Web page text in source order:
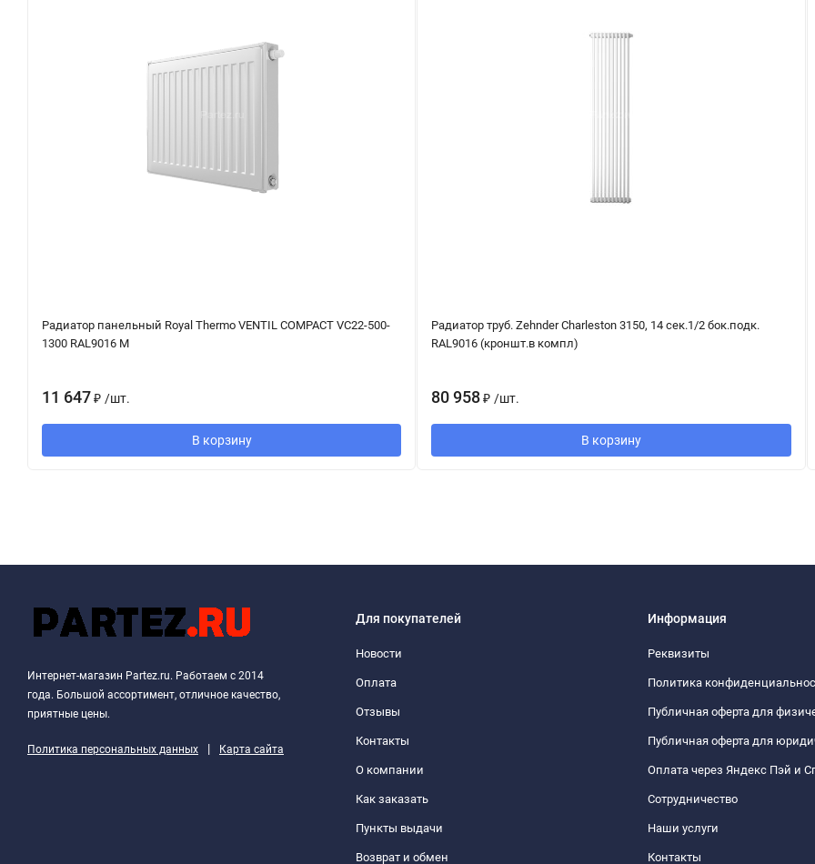
Радиатор панельный Royal Thermo VENTIL COMPACT VC22-500-
1300 RAL9016 M
11 647₽ /шт.
В корзину
Радиатор труб. Zehnder Charleston 3150, 14 сек.1/2 бок.подк.
RAL9016 (кроншт.в компл)
80 958 ₽ /шт.
В корзину
Интернет-магазин Partez.ru. Работаем с 2014
года. Большой ассортимент, отличное качество,
приятные цены.
Политика персональных данных | Карта сайта
Для покупателей
Новости
Оплата
Отзывы
Контакты
О компании
Как заказать
Пункты выдачи
Возврат и обмен
Информация
Реквизиты
Политика
Публичная оферта для
Публичная оферта для
Оплата через Яндекс Пэй и
Сотрудничество
Наши услуги
Контакты